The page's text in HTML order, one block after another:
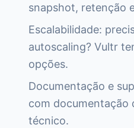
snapshot, retenção
Escalabilidade:
autoscaling? Vultr
opções.
Documentação e
com documentação
técnico.